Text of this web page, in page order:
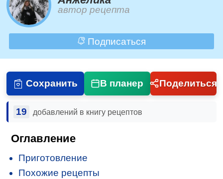
автор рецепта
Подписаться
Сохранить В планер Поделиться
19 добавлений в книгу рецептов
Оглавление
Приготовление
Похожие рецепты